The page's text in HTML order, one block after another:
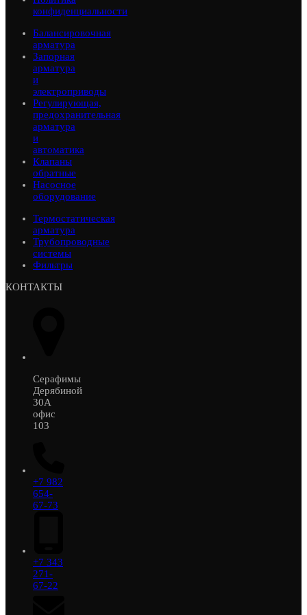
конфиденциальности
Балансировочная
арматура
Запорная
арматура
и
электроприводы
Регулирующая,
предохранительная
арматура
и
автоматика
Клапаны
обратные
Насосное
оборудование
Термостатическая
арматура
Трубопроводные
системы
Фильтры
КОНТАКТЫ
Серафимы
Дерябиной
30А
офис
103
+7 982
654-
67-73
+7 343
271-
67-22